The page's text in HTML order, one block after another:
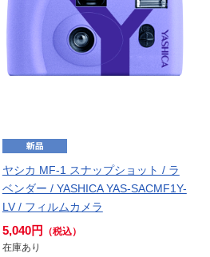
ヤシカ MF-1 スナップショット / ラ
ベンダー / YASHICA YAS-SACMF1Y-
LV / フィルムカメラ
5,040円
（税込）
在庫あり